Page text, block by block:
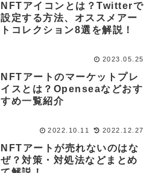
NFTアイコンとは？Twitterで
設定する方法、オススメアー
トコレクション8選を解説！
2023.05.25
NFTアートのマーケットプレ
イスとは？Openseaなどおす
すめ一覧紹介
2022.10.11 2022.12.27
NFTアートが売れないのはな
ぜ？対策・対処法などまとめ